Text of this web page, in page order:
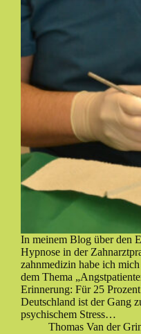
In meinem Blog über den
Hypnose in der
zahnmedizin habe ich
dem Thema
Erinnerung: Für 25
Deutschland ist der Gang
psychischem Stress…
Thomas Van der